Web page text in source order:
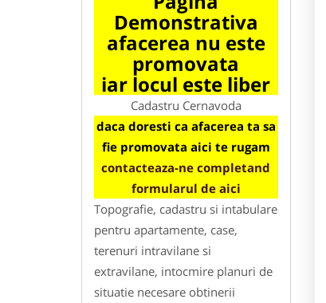
Demonstrativa
afacerea nu este
promovata
iar locul este liber
Cadastru Cernavoda
daca doresti ca afacerea ta sa
fie promovata aici te rugam
contacteaza-ne completand
formularul de aici
Topografie, cadastru si intabulare
pentru apartamente, case,
terenuri intravilane si
extravilane, intocmire planuri de
situatie necesare obtinerii